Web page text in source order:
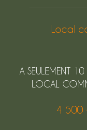
Local
A SEULEMENT
LOCAL
4 500